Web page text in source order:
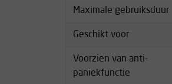
Maximale gebruiksduur
Geschikt voor
Voorzien van anti-
paniekfunctie